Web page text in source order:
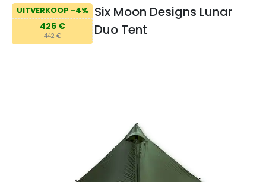
UITVERKOOP -4%
426 €
442 €
Six Moon Designs Lunar
Duo Tent